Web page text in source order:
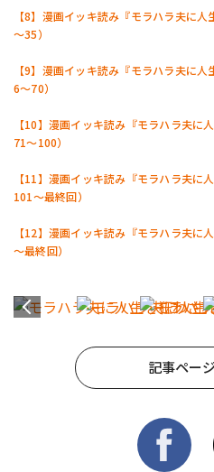
【8】漫画イッキ読み『モラハラ夫に
～35）
【9】漫画イッキ読み『モラハラ夫に
6～70）
【10】漫画イッキ読み『モラハラ夫に
71～100）
【11】漫画イッキ読み『モラハラ夫に
101～最終回）
【12】漫画イッキ読み『モラハラ夫に
～最終回）
記事ペー